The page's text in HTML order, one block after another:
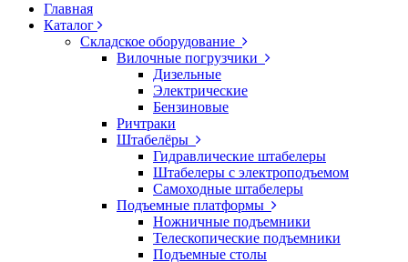
Главная
Каталог
Складское оборудование
Вилочные погрузчики
Дизельные
Электрические
Бензиновые
Ричтраки
Штабелёры
Гидравлические штабелеры
Штабелеры с электроподъемом
Самоходные штабелеры
Подъемные платформы
Ножничные подъемники
Телескопические подъемники
Подъемные столы